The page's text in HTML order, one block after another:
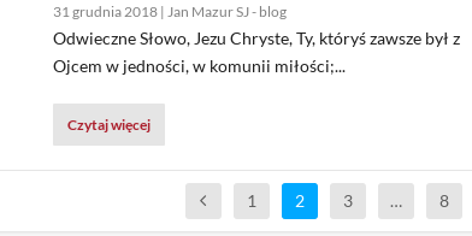
31 grudnia 2018 | Jan Mazur SJ - blog
Odwieczne Słowo, Jezu Chryste, Ty, któryś zawsze był z
Ojcem w jedności, w komunii miłości;...
Czytaj więcej
1 2 3 … 8